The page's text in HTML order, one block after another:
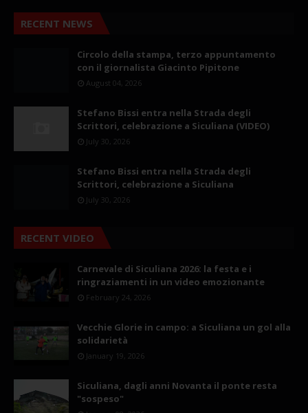
RECENT NEWS
Circolo della stampa, terzo appuntamento
con il giornalista Giacinto Pipitone
August 04, 2026
Stefano Bissi entra nella Strada degli
Scrittori, celebrazione a Siculiana (VIDEO)
July 30, 2026
Stefano Bissi entra nella Strada degli
Scrittori, celebrazione a Siculiana
July 30, 2026
RECENT VIDEO
Carnevale di Siculiana 2026: la festa e i
ringraziamenti in un video emozionante
February 24, 2026
Vecchie Glorie in campo: a Siculiana un gol alla
solidarietà
January 19, 2026
Siculiana, dagli anni Novanta il ponte resta
"sospeso"